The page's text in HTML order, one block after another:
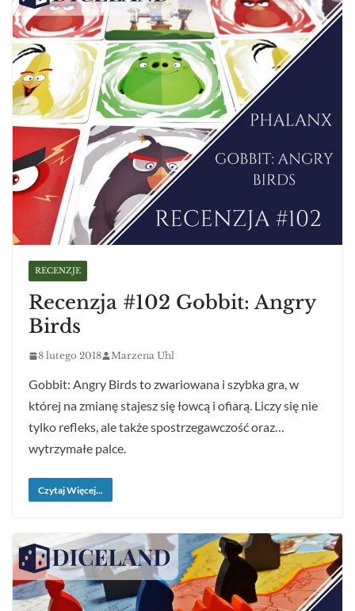
RECENZJE
Recenzja #102 Gobbit: Angry
Birds
8 lutego 2018 Marzena Uhl
Gobbit: Angry Birds to zwariowana i szybka gra, w
której na zmianę stajesz się łowcą i ofiarą. Liczy się nie
tylko refleks, ale także spostrzegawczość oraz…
wytrzymałe palce.
Czytaj Więcej...